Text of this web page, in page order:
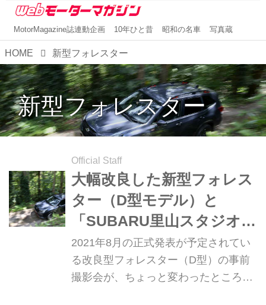
MotorMagazine誌連動企画 10年ひと昔 昭和の名車 写真蔵
HOME 新型フォレスター
新型フォレスター
Official Staff
大幅改良した新型フォレス
ター（D型モデル）と
「SUBARU里山スタジオ」
で遊んで（？）みた
2021年8月の正式発表が予定されてい
る改良型フォレスター（D型）の事前
撮影会が、ちょっと変わったところで